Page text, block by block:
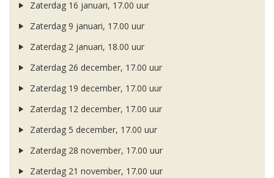
Zaterdag 16 januari, 17.00 uur
Zaterdag 9 januari, 17.00 uur
Zaterdag 2 januari, 18.00 uur
Zaterdag 26 december, 17.00 uur
Zaterdag 19 december, 17.00 uur
Zaterdag 12 december, 17.00 uur
Zaterdag 5 december, 17.00 uur
Zaterdag 28 november, 17.00 uur
Zaterdag 21 november, 17.00 uur